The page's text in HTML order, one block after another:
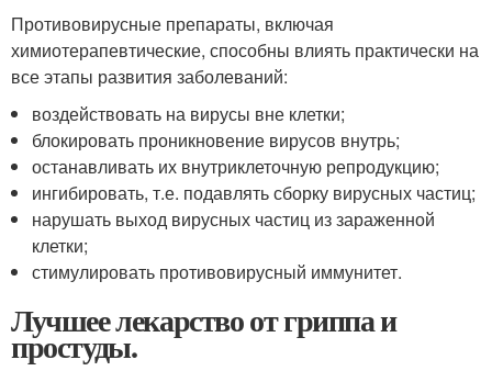
Противовирусные препараты, включая
химиотерапевтические, способны влиять практически на
все этапы развития заболеваний:
воздействовать на вирусы вне клетки;
блокировать проникновение вирусов внутрь;
останавливать их внутриклеточную репродукцию;
ингибировать, т.е. подавлять сборку вирусных частиц;
нарушать выход вирусных частиц из зараженной
клетки;
стимулировать противовирусный иммунитет.
Лучшее лекарство от гриппа и
простуды.